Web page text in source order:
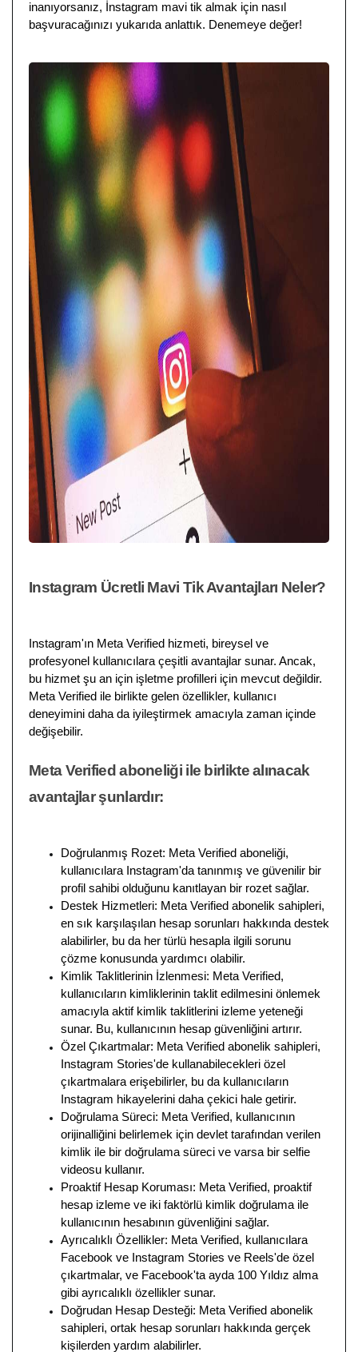
inanıyorsanız, İnstagram mavi tik almak için nasıl
başvuracağınızı yukarıda anlattık. Denemeye değer!
Instagram Ücretli Mavi Tik Avantajları Neler?
Instagram'ın Meta Verified hizmeti, bireysel ve
profesyonel kullanıcılara çeşitli avantajlar sunar. Ancak,
bu hizmet şu an için işletme profilleri için mevcut değildir.
Meta Verified ile birlikte gelen özellikler, kullanıcı
deneyimini daha da iyileştirmek amacıyla zaman içinde
değişebilir.
Meta Verified aboneliği ile birlikte alınacak
avantajlar şunlardır:
Doğrulanmış Rozet: Meta Verified aboneliği,
kullanıcılara Instagram'da tanınmış ve güvenilir bir
profil sahibi olduğunu kanıtlayan bir rozet sağlar.
Destek Hizmetleri: Meta Verified abonelik sahipleri,
en sık karşılaşılan hesap sorunları hakkında destek
alabilirler, bu da her türlü hesapla ilgili sorunu
çözme konusunda yardımcı olabilir.
Kimlik Taklitlerinin İzlenmesi: Meta Verified,
kullanıcıların kimliklerinin taklit edilmesini önlemek
amacıyla aktif kimlik taklitlerini izleme yeteneği
sunar. Bu, kullanıcının hesap güvenliğini artırır.
Özel Çıkartmalar: Meta Verified abonelik sahipleri,
Instagram Stories'de kullanabilecekleri özel
çıkartmalara erişebilirler, bu da kullanıcıların
Instagram hikayelerini daha çekici hale getirir.
Doğrulama Süreci: Meta Verified, kullanıcının
orijinalliğini belirlemek için devlet tarafından verilen
kimlik ile bir doğrulama süreci ve varsa bir selfie
videosu kullanır.
Proaktif Hesap Koruması: Meta Verified, proaktif
hesap izleme ve iki faktörlü kimlik doğrulama ile
kullanıcının hesabının güvenliğini sağlar.
Ayrıcalıklı Özellikler: Meta Verified, kullanıcılara
Facebook ve Instagram Stories ve Reels'de özel
çıkartmalar, ve Facebook'ta ayda 100 Yıldız alma
gibi ayrıcalıklı özellikler sunar.
Doğrudan Hesap Desteği: Meta Verified abonelik
sahipleri, ortak hesap sorunları hakkında gerçek
kişilerden yardım alabilirler.